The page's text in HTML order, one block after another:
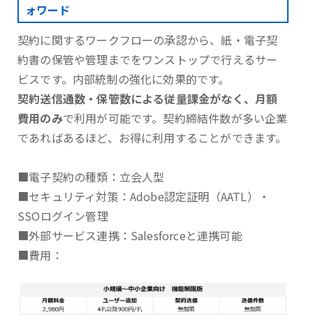
ォワード
契約に関するワークフローの承認から、紙・電子契
約書の保管や管理までをワンストップで行えるサー
ビスです。内部統制の強化に効果的です。
契約送信通数・保管数による従量課金がなく、月額
費用のみで利用が可能です。契約締結件数が多い企業
であればあるほど、お得に利用することができます。
■電子契約の種類：立会人型
■セキュリティ対策：Adobe認定証明（AATL）・
SSOログイン管理
■外部サービス連携：Salesforceと連携可能
■費用：